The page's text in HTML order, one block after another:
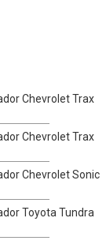
Chevrolet Trax
Chevrolet Trax
Chevrolet Sonic
Toyota Tundra